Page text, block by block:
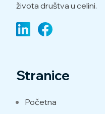
života društva u celini.
Stranice
Početna